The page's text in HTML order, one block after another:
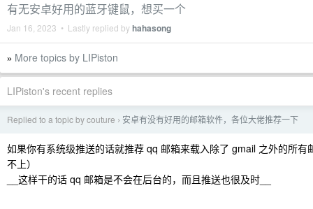
有无安卓好用的蓝牙键鼠，想买一个
Jan 16, 2023 • Lastly replied byhahasong
» More topics by LIPiston
LIPiston's recent replies
Replied to a topic by couture › 安卓有没有好用的邮箱软件，各位大佬推荐一下
如果你有系统级推送的话就推荐 qq 邮箱来载入除了 gmail 之外的所有
不上）
__这样干的话 qq 邮箱是不会在后台的，而且推送也很及时__